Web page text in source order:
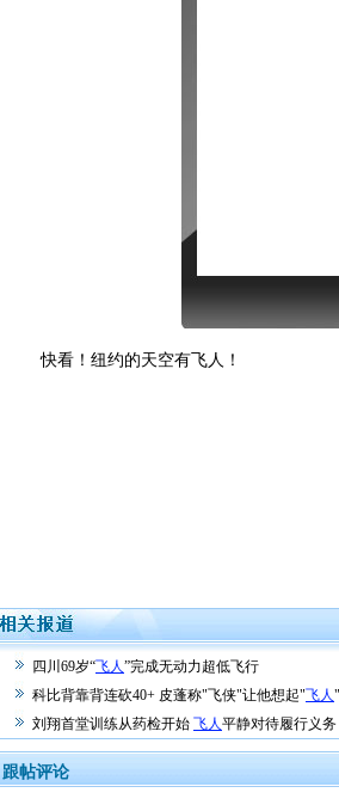
快看！纽约的天空有飞人！
四川69岁“飞人”完成无动力超低飞行
科比背靠背连砍40+ 皮蓬称"飞侠"让他想起"飞人"
刘翔首堂训练从药检开始 飞人平静对待履行义务
跟帖评论